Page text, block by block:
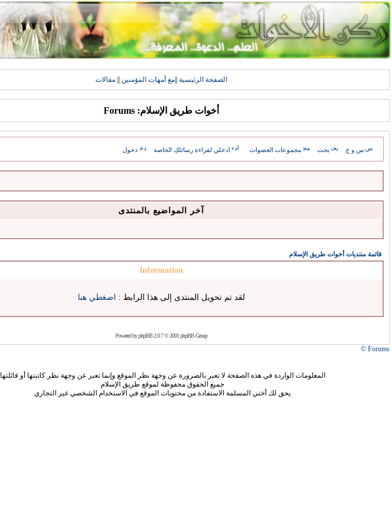
الصفحة الرئيسية مع أمهات المؤمنين مقالات
أخوات طريق الإسلام: Forums
س و ج بحث مجموعات العضوات ادخلي لقراءة رسائلكِ الخاصة دخول
آخر المواضيع بالمنتدى
قائمة منتديات أخوات طريق الإسلام
Information
لقد تم تحويل المنتدى إلى هذا الرابط : اضغطي هنا
Powered byphpBB2.0.7 © 2001 phpBB Group
Forums ©
المعلومات الواردة في هذه الصفحة لا تعبر بالضرورة عن وجهة نظر الموقع وإنما تعبر عن وجهة نظر كاتبتها أو قائلتها
جميع الحقوق محفوظة لموقع طريق الإسلام
يحق لك أختي المسلمة الاستفادة من محتويات الموقع في الاستخدام الشخصي غير التجاري